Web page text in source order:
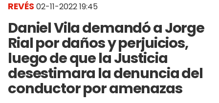
REVÉS 02-11-2022 19:45
Daniel Vila demandó a Jorge
Rial por daños y perjuicios,
luego de que la Justicia
desestimara la denuncia del
conductor por amenazas